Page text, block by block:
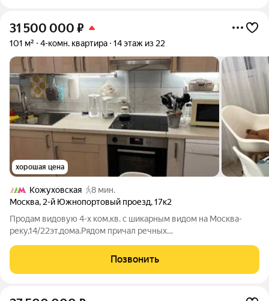
31 500 000 ₽
101 м² 4-комн. квартира 14 этаж из 22
хорошая цена
Кожуховская
8 мин.
Москва, 2-й Южнопортовый проезд,17к2
Продам видовую 4-х ком.кв. с шикарным видом на Москва-
реку,14/22эт.дома.Рядом причал речных
комнаты изолированны. Развитая инфраструктура.Два
взрослых собственника.Полная стоимость в Дкп. Есть 2
Позвонить